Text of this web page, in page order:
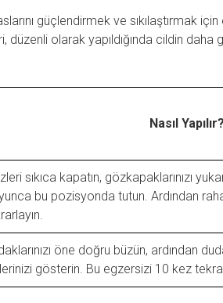
güçlendirmek ve sıkılaştırmak
düzenli olarak yapıldığında cildin
Nasıl Yapılır?
sıkıca kapatın, gözkapaklarınızı
bu pozisyonda tutun. Ardından
öne doğru büzün, ardından
gösterin. Bu egzersizi 10 kez